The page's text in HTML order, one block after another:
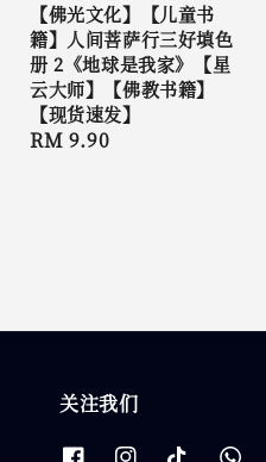
【佛光文化】【儿童书
籍】人间菩萨行三好填色
册 2《地球是我家》【星
云大师】【佛教书籍】
【现货速发】
Regular
RM 9.90
关注我们